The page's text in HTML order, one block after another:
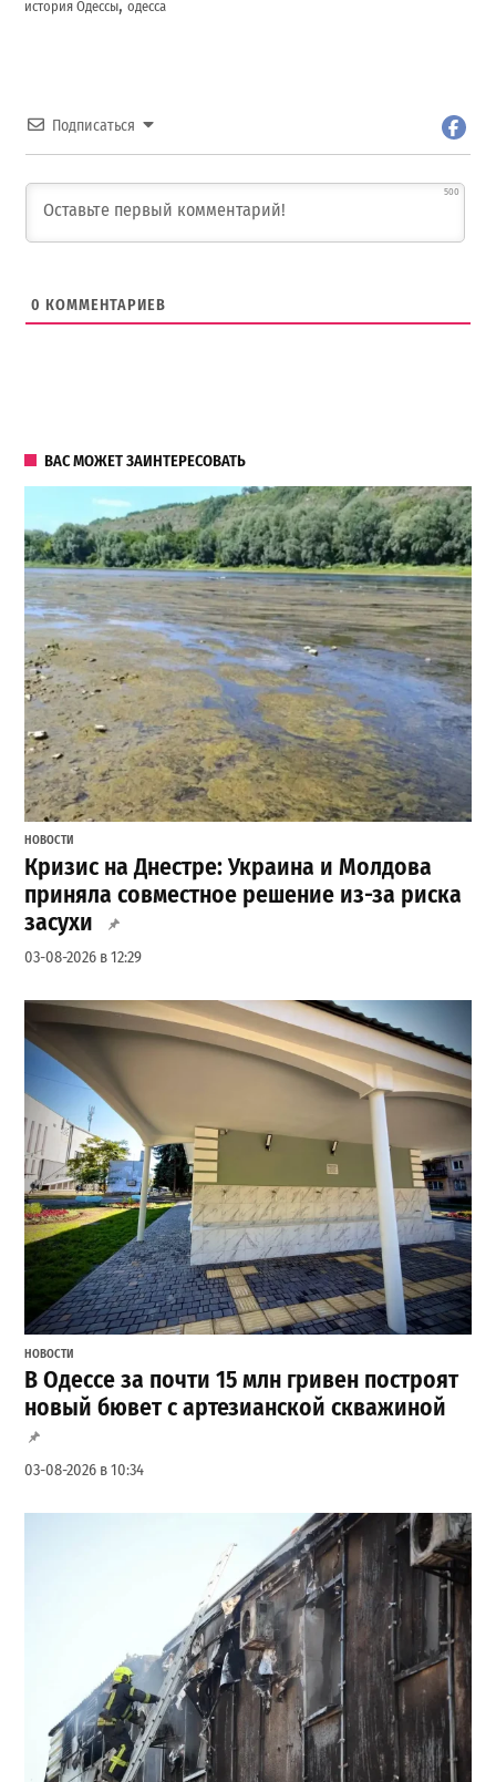
история Одессы,одесса
Подписаться
500
0 КОММЕНТАРИЕВ
ВАС МОЖЕТ ЗАИНТЕРЕСОВАТЬ
НОВОСТИ
Кризис на Днестре: Украина и Молдова
приняла совместное решение из-за риска
засухи
03-08-2026 в 12:29
НОВОСТИ
В Одессе за почти 15 млн гривен построят
новый бювет с артезианской скважиной
03-08-2026 в 10:34